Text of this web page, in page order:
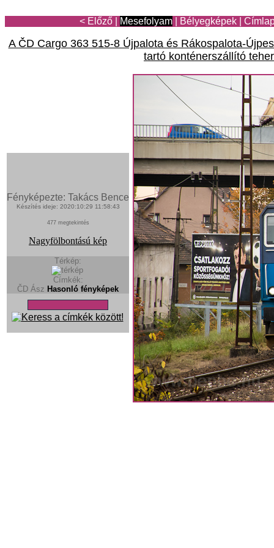
< Előző Mesefolyam Bélyegképek
A ČD Cargo 363 515-8 Újpalota és Rákospalota-
tartó konténerszállító
Fényképezte: Takács Bence
Készítés ideje: 2020:10:29 11:58:43
477 megtekintés
Nagyfölbontású kép
Térkép:
Címkék:
ČD Ász Hasonló fényképek